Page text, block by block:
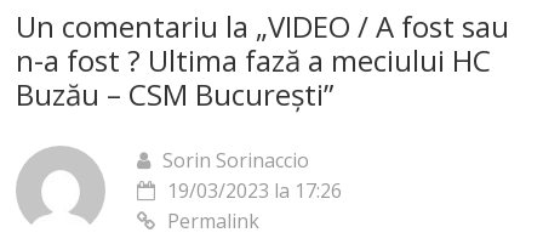
Un comentariu la „VIDEO / A fost sau
n-a fost ? Ultima fază a meciului HC
Buzău – CSM București”
Sorin Sorinaccio
19/03/2023 la 17:26
Permalink